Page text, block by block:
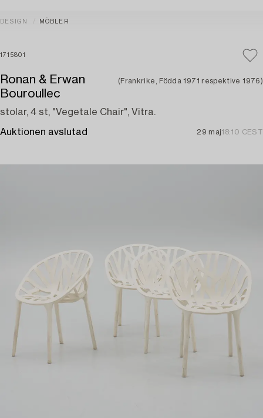
DESIGN MÖBLER
1715801
Ronan & Erwan
Bouroullec
(Frankrike, Födda 1971 respektive 1976)
stolar, 4 st, "Vegetale Chair", Vitra.
Auktionen avslutad 29 maj18:10 CEST